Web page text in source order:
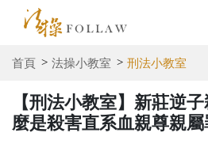
首頁 法操小教室 刑法小教室
【刑法小教室】新莊逆
麼是殺害直系血親尊親屬